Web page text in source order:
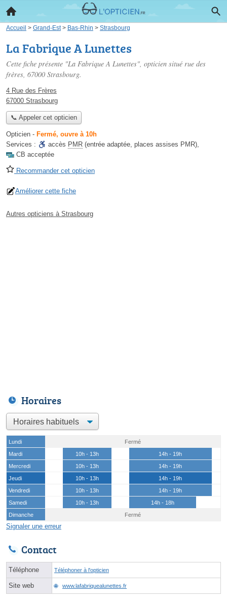
Accueil > Grand-Est> Bas-Rhin > Strasbourg
La Fabrique A Lunettes
Cette fiche présente "La Fabrique A Lunettes", opticien situé rue des
frères, 67000 Strasbourg.
4 Rue des Frères
67000 Strasbourg
📞 Appeler cet opticien
Opticien - Fermé, ouvre à 10h
Services :
accès PMR (entrée adaptée, places assises PMR),
CB acceptée
Recommander cet opticien
Améliorer cette fiche
Autres opticiens à Strasbourg
Horaires
Lundi
Fermé
Mardi
10h - 13h
14h - 19h
Mercredi
10h - 13h
14h - 19h
Jeudi
10h - 13h
14h - 19h
Vendredi
10h - 13h
14h - 19h
Samedi
10h - 13h
14h - 18h
Dimanche
Fermé
Signaler une erreur
Contact
Téléphone Téléphoner à l'opticien
Site web www.lafabriquealunettes.fr